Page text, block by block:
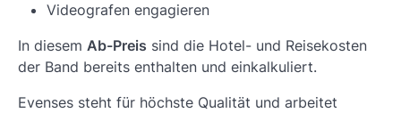
Videografen engagieren
In diesem Ab-Preis sind die Hotel- und Reisekosten
der Band bereits enthalten und einkalkuliert.
Evenses steht für höchste Qualität und arbeitet